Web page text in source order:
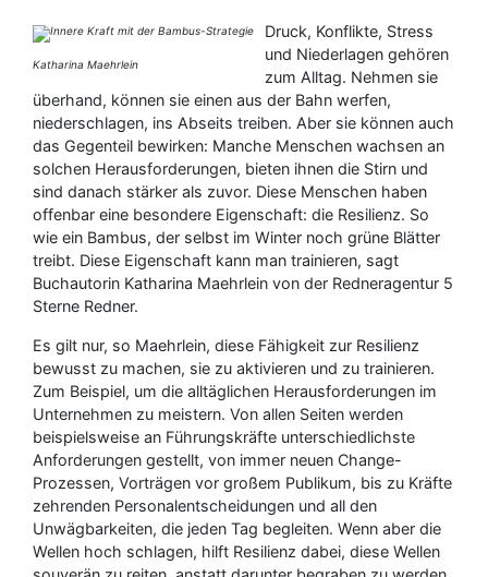
Katharina Maehrlein
Druck, Konflikte, Stress
und Niederlagen gehören
zum Alltag. Nehmen sie
überhand, können sie einen aus der Bahn werfen,
niederschlagen, ins Abseits treiben. Aber sie können auch
das Gegenteil bewirken: Manche Menschen wachsen an
solchen Herausforderungen, bieten ihnen die Stirn und
sind danach stärker als zuvor. Diese Menschen haben
offenbar eine besondere Eigenschaft: die Resilienz. So
wie ein Bambus, der selbst im Winter noch grüne Blätter
treibt. Diese Eigenschaft kann man trainieren, sagt
Buchautorin Katharina Maehrlein von der Redneragentur 5
Sterne Redner.
Es gilt nur, so Maehrlein, diese Fähigkeit zur Resilienz
bewusst zu machen, sie zu aktivieren und zu trainieren.
Zum Beispiel, um die alltäglichen Herausforderungen im
Unternehmen zu meistern. Von allen Seiten werden
beispielsweise an Führungskräfte unterschiedlichste
Anforderungen gestellt, von immer neuen Change-
Prozessen, Vorträgen vor großem Publikum, bis zu Kräfte
zehrenden Personalentscheidungen und all den
Unwägbarkeiten, die jeden Tag begleiten. Wenn aber die
Wellen hoch schlagen, hilft Resilienz dabei, diese Wellen